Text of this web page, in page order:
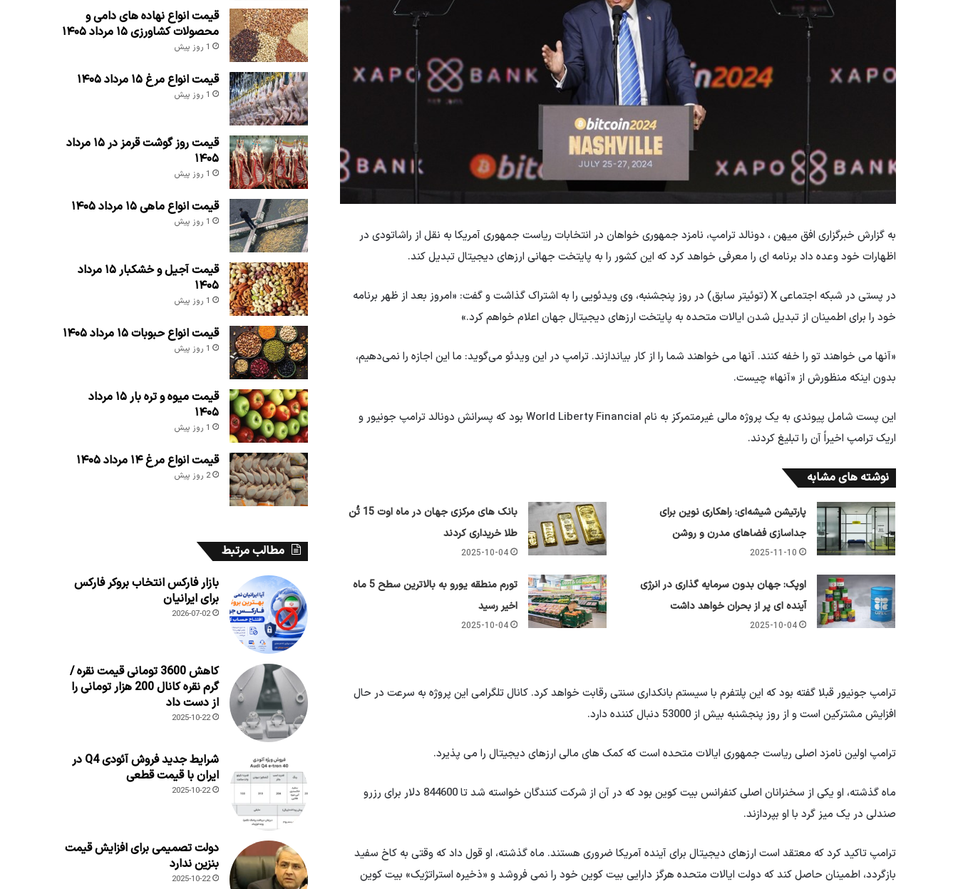
به گزارش خبرگزاری افق میهن ، دونالد ترامپ، نامزد جمهوری خواهان در انتخابات ریاست جمهوری آمریکا به نقل از راشاتودی در
اظهارات خود وعده داد برنامه ای را معرفی خواهد کرد که این کشور را به پایتخت جهانی ارزهای دیجیتال تبدیل کند.
در پستی در شبکه اجتماعی X (توئیتر سابق) در روز پنجشنبه، وی ویدئویی را به اشتراک گذاشت و گفت: «امروز بعد از ظهر برنامه
خود را برای اطمینان از تبدیل شدن ایالات متحده به پایتخت ارزهای دیجیتال جهان اعلام خواهم کرد.»
«آنها می خواهند تو را خفه کنند. آنها می خواهند شما را از کار بیاندازند. ترامپ در این ویدئو می‌گوید: ما این اجازه را نمی‌دهیم،
بدون اینکه منظورش از «آنها» چیست.
این پست شامل پیوندی به یک پروژه مالی غیرمتمرکز به نام World Liberty Financial بود که پسرانش دونالد ترامپ جونیور و
اریک ترامپ اخیراً آن را تبلیغ کردند.
نوشته های مشابه
پارتیشن شیشه‌ای: راهکاری نوین برای
جداسازی فضاهای مدرن و روشن
2025-11-10
بانک های مرکزی جهان در ماه اوت 15 تُن
طلا خریداری کردند
2025-10-04
اوپک: جهان بدون سرمایه گذاری در انرژی
آینده ای پر از بحران خواهد داشت
2025-10-04
تورم منطقه یورو به بالاترین سطح 5 ماه
اخیر رسید
2025-10-04
ترامپ جونیور قبلا گفته بود که این پلتفرم با سیستم بانکداری سنتی رقابت خواهد کرد. کانال تلگرامی این پروژه به سرعت در حال
افزایش مشترکین است و از روز پنجشنبه بیش از 53000 دنبال کننده دارد.
ترامپ اولین نامزد اصلی ریاست جمهوری ایالات متحده است که کمک های مالی ارزهای دیجیتال را می پذیرد.
ماه گذشته، او یکی از سخنرانان اصلی کنفرانس بیت کوین بود که در آن از شرکت کنندگان خواسته شد تا 844600 دلار برای رزرو
صندلی در یک میز گرد با او بپردازند.
ترامپ تاکید کرد که معتقد است ارزهای دیجیتال برای آینده آمریکا ضروری هستند. ماه گذشته، او قول داد که وقتی به کاخ سفید
بازگردد، اطمینان حاصل کند که دولت ایالات متحده هرگز دارایی بیت کوین خود را نمی فروشد و «ذخیره استراتژیک» بیت کوین
قیمت انواع نهاده های دامی و
محصولات کشاورزی ۱۵ مرداد ۱۴۰۵
1 روز پیش
قیمت انواع مرغ ۱۵ مرداد ۱۴۰۵
1 روز پیش
قیمت روز گوشت قرمز در ۱۵ مرداد
۱۴۰۵
1 روز پیش
قیمت انواع ماهی ۱۵ مرداد ۱۴۰۵
1 روز پیش
قیمت آجیل و خشکبار ۱۵ مرداد
۱۴۰۵
1 روز پیش
قیمت انواع حبوبات ۱۵ مرداد ۱۴۰۵
1 روز پیش
قیمت میوه و تره بار ۱۵ مرداد
۱۴۰۵
1 روز پیش
قیمت انواع مرغ ۱۴ مرداد ۱۴۰۵
2 روز پیش
مطالب مرتبط
بازار فارکس انتخاب بروکر فارکس
برای ایرانیان
2026-07-02
کاهش 3600 تومانی قیمت نقره /
گرم نقره کانال 200 هزار تومانی را
از دست داد
2025-10-22
شرایط جدید فروش آئودی Q4 در
ایران با قیمت قطعی
2025-10-22
دولت تصمیمی برای افزایش قیمت
بنزین ندارد
2025-10-22